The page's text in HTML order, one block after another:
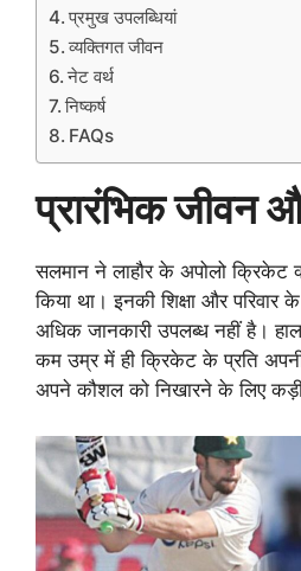
प्रमुख उपलब्धियां
व्यक्तिगत जीवन
नेट वर्थ
निष्कर्ष
FAQs
प्रारंभिक जीवन
सलमान ने लाहौर के अपोलो
किया था। इनकी शिक्षा और परिवार
अधिक जानकारी उपलब्ध नहीं है।
कम उम्र में ही क्रिकेट के प्रति
अपने कौशल को निखारने के लिए